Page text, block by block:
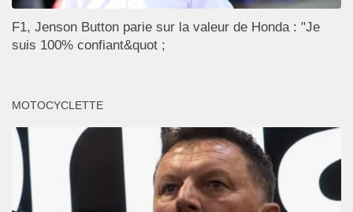
F1, Jenson Button parie sur la valeur de Honda : "Je
suis 100% confiant&quot ;
MOTOCYCLETTE